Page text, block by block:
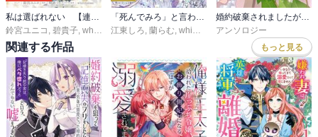
鈴宮ユニコ 碧貴子 whimhalooo
江東しろ 蘭らむ whimhalooo
アンソロジー
関連する作品 もっと見る